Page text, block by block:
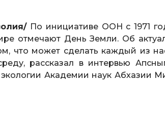
По инициативе ООН с 1971
отмечают День Земли. Об
что может сделать каждый из
рассказал в интервью
Академии наук Абхазии